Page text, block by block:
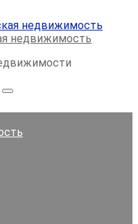
недвижимость